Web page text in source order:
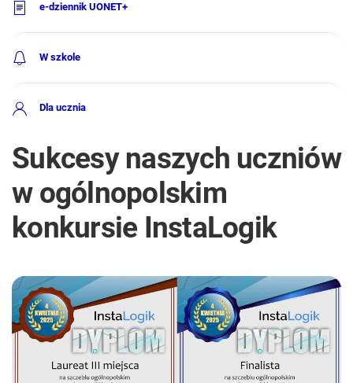
e-dziennik UONET+
W szkole
Dla ucznia
Sukcesy naszych uczniów
w ogólnopolskim
konkursie InstaLogik